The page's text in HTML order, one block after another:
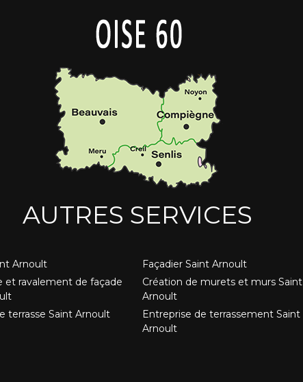
AUTRES SERVICES
Arnoult
et ravalement de façade
terrasse Saint Arnoult
Façadier Saint Arnoult
Création de murets et murs Saint
Arnoult
Entreprise de terrassement Saint
Arnoult